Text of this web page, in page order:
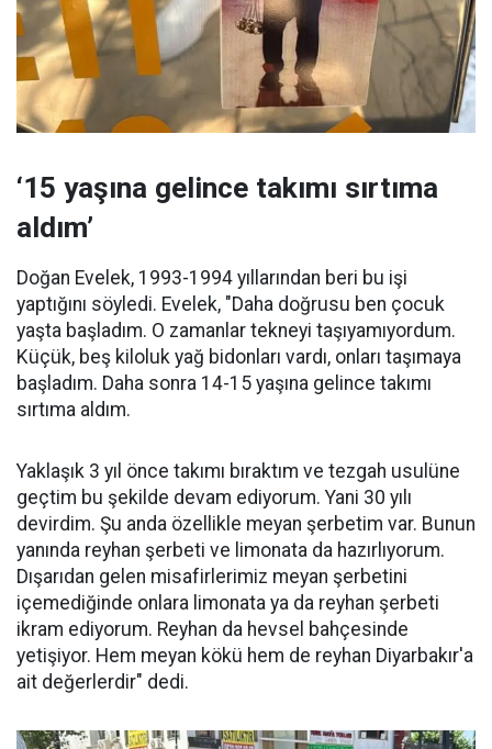
‘15 yaşına gelince takımı sırtıma
aldım’
Doğan Evelek, 1993-1994 yıllarından beri bu işi
yaptığını söyledi. Evelek, "Daha doğrusu ben çocuk
yaşta başladım. O zamanlar tekneyi taşıyamıyordum.
Küçük, beş kiloluk yağ bidonları vardı, onları taşımaya
başladım. Daha sonra 14-15 yaşına gelince takımı
sırtıma aldım.
Yaklaşık 3 yıl önce takımı bıraktım ve tezgah usulüne
geçtim bu şekilde devam ediyorum. Yani 30 yılı
devirdim. Şu anda özellikle meyan şerbetim var. Bunun
yanında reyhan şerbeti ve limonata da hazırlıyorum.
Dışarıdan gelen misafirlerimiz meyan şerbetini
içemediğinde onlara limonata ya da reyhan şerbeti
ikram ediyorum. Reyhan da hevsel bahçesinde
yetişiyor. Hem meyan kökü hem de reyhan Diyarbakır'a
ait değerlerdir" dedi.